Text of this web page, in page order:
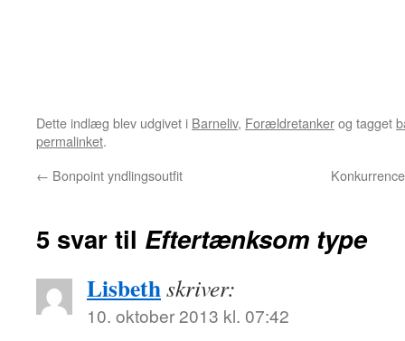
Dette indlæg blev udgivet i Barneliv, Forældretankerog tagget
permalinket.
← Bonpoint yndlingsoutfit
5 svar til Eftertænksom type
Lisbethskriver:
10. oktober 2013 kl. 07:42